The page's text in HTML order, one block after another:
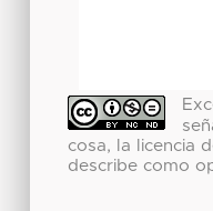
cosa, la licencia
describe como